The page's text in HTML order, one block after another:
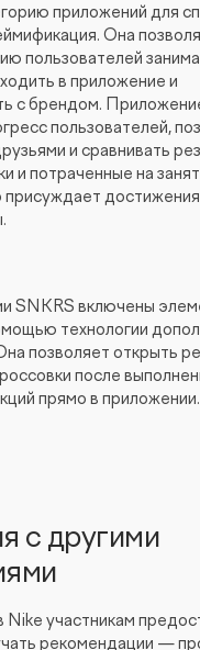
приложений для
Она
пользователей
в приложение и
с брендом.
пользователей,
и сравнивать
и потраченные на
присуждает достижения
SNKRS включены
технологии
позволяет открыть
после
прямо в приложении.
с другими
Nike участникам
рекомендации —